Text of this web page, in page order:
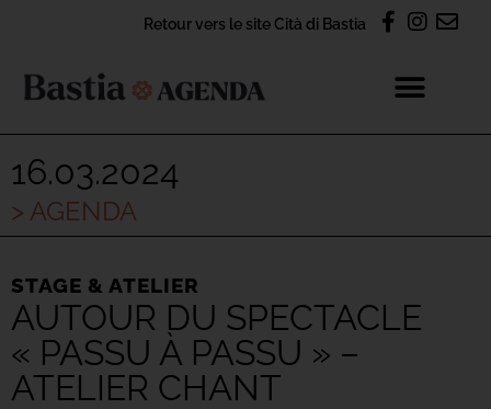
Retour vers le site Cità di Bastia
16.03.2024
> AGENDA
STAGE & ATELIER
AUTOUR DU SPECTACLE
« PASSU À PASSU » –
ATELIER CHANT